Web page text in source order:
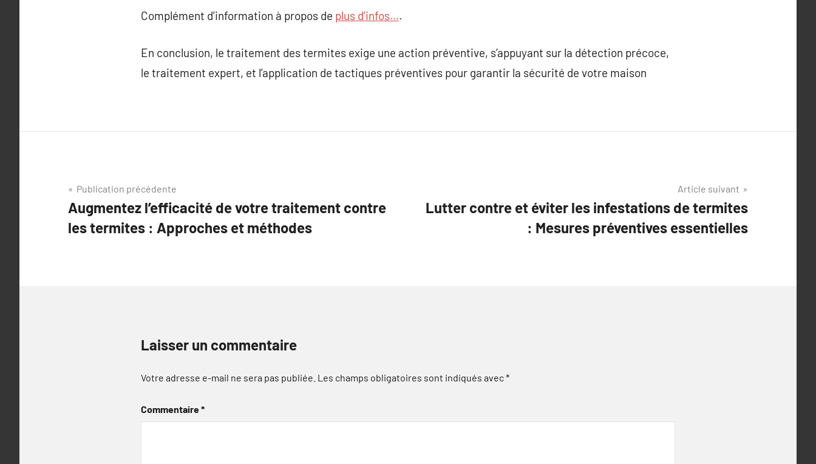
Complément d’information à propos de plus d’infos….
En conclusion, le traitement des termites exige une action préventive, s’appuyant sur la détection précoce,
le traitement expert, et l’application de tactiques préventives pour garantir la sécurité de votre maison
Navigation
de
l’article
Publication précédente
Augmentez l’efficacité de votre traitement contre
les termites : Approches et méthodes
Article suivant
Lutter contre et éviter les infestations de termites
: Mesures préventives essentielles
Laisser un commentaire
Votre adresse e-mail ne sera pas publiée. Les champs obligatoires sont indiqués avec*
Commentaire*